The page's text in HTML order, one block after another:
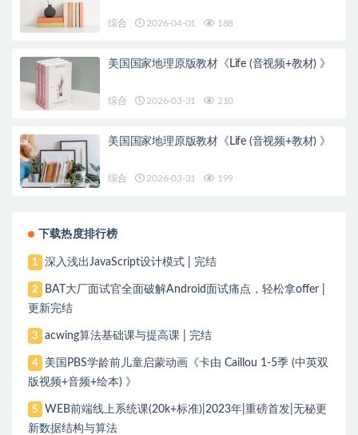
综合 2026-04-01 188
美国国家地理原版教材《Life (音视频+教材) 》
综合 2026-03-31 210
美国国家地理原版教材《Life (音视频+教材) 》
综合 2026-03-31 199
下载热度排行榜
1 深入浅出JavaScript设计模式 | 完结
2
BAT大厂面试官全面破解Android面试痛点，轻松拿offer |
更新完结
3 acwing算法基础课与提高课 | 完结
4
美国PBS学龄前儿童启蒙动画《卡由 Caillou 1-5季 (中英双
版视频+音频+绘本) 》
5
WEB前端线上系统课(20k+标准)|2023年|重磅首发|无秘更
新数据结构与算法